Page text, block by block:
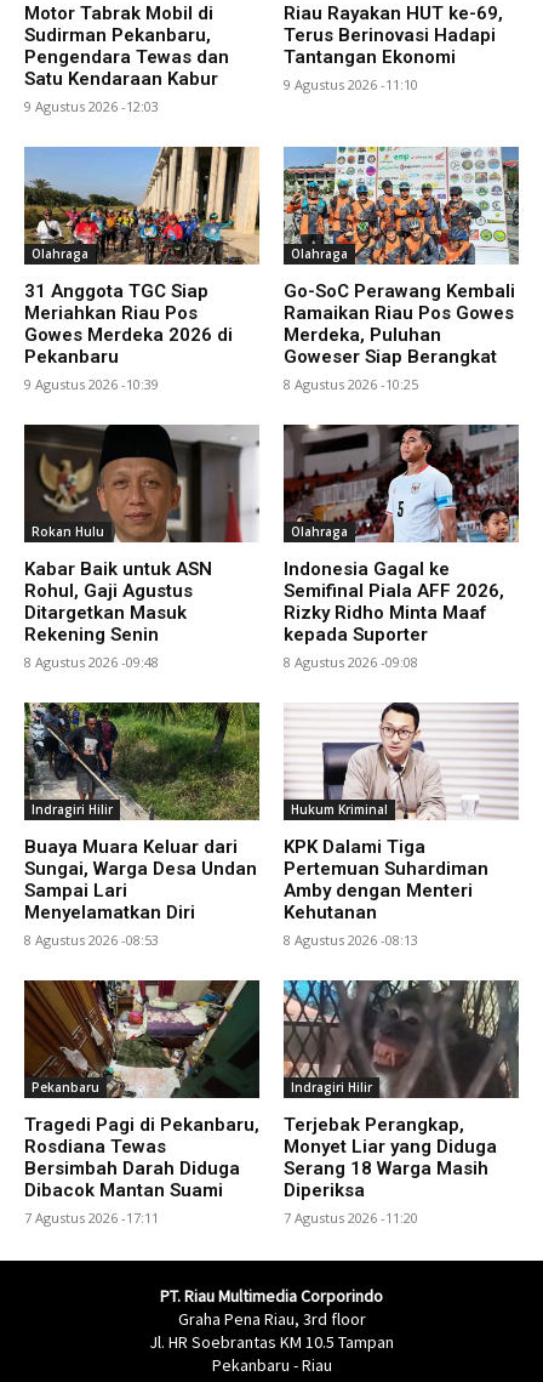
Motor Tabrak Mobil di
Sudirman Pekanbaru,
Pengendara Tewas dan
Satu Kendaraan Kabur
9 Agustus 2026 -12:03
Riau Rayakan HUT ke-69,
Terus Berinovasi Hadapi
Tantangan Ekonomi
9 Agustus 2026 -11:10
Olahraga
31 Anggota TGC Siap
Meriahkan Riau Pos
Gowes Merdeka 2026 di
Pekanbaru
9 Agustus 2026 -10:39
Olahraga
Go-SoC Perawang Kembali
Ramaikan Riau Pos Gowes
Merdeka, Puluhan
Goweser Siap Berangkat
8 Agustus 2026 -10:25
Rokan Hulu
Kabar Baik untuk ASN
Rohul, Gaji Agustus
Ditargetkan Masuk
Rekening Senin
8 Agustus 2026 -09:48
Olahraga
Indonesia Gagal ke
Semifinal Piala AFF 2026,
Rizky Ridho Minta Maaf
kepada Suporter
8 Agustus 2026 -09:08
Indragiri Hilir
Buaya Muara Keluar dari
Sungai, Warga Desa Undan
Sampai Lari
Menyelamatkan Diri
8 Agustus 2026 -08:53
Hukum Kriminal
KPK Dalami Tiga
Pertemuan Suhardiman
Amby dengan Menteri
Kehutanan
8 Agustus 2026 -08:13
Pekanbaru
Tragedi Pagi di Pekanbaru,
Rosdiana Tewas
Bersimbah Darah Diduga
Dibacok Mantan Suami
7 Agustus 2026 -17:11
Indragiri Hilir
Terjebak Perangkap,
Monyet Liar yang Diduga
Serang 18 Warga Masih
Diperiksa
7 Agustus 2026 -11:20
PT. Riau Multimedia Corporindo
Graha Pena Riau, 3rd floor
Jl. HR Soebrantas KM 10.5 Tampan
Pekanbaru - Riau